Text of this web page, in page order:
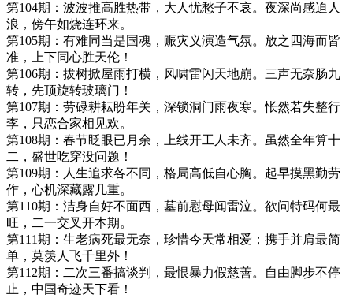
第104期：波波推高胜热带，大人忧愁子不哀。夜深尚感迫人
浪，傍午如烧连环来。
第105期：有难同当是国魂，赈灾义演造气氛。放之四海而皆
准，上下同心胜天伦！
第106期：拔树掀屋雨打横，风啸雷闪天地崩。三声无奈肠九
转，先顶旋转玻璃门！
第107期：劳碌耕耘盼年关，深锁洞门雨夜寒。怅然若失整行
李，只恋合家相见欢。
第108期：春节眨眼已月余，上线开工人未齐。虽然全年算十
二，盛世吃穿没问题！
第109期：人生追求各不同，格局高低自心胸。起早摸黑勤劳
作，心机深藏露几重。
第110期：洁身自好不面西，墓前慰母闻雷泣。欲问特码何最
旺，二一交叉开本期。
第111期：生老病死最无奈，珍惜今天常相爱；携手并肩最简
单，莫羡人飞千里外！
第112期：二次三番搞谈判，最恨暴力假慈善。自由脚步不停
止，中国奇迹天下看！